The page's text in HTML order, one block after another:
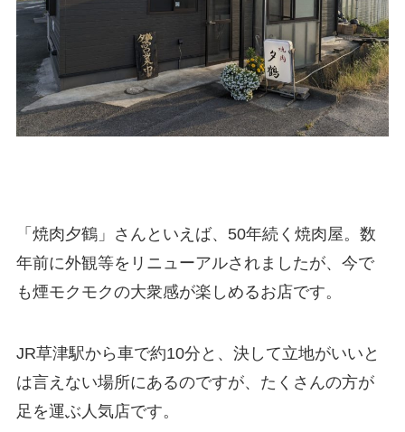
「焼肉夕鶴」さんといえば、50年続く焼肉屋。数
年前に外観等をリニューアルされましたが、今で
も煙モクモクの大衆感が楽しめるお店です。
JR草津駅から車で約10分と、決して立地がいいと
は言えない場所にあるのですが、たくさんの方が
足を運ぶ人気店です。